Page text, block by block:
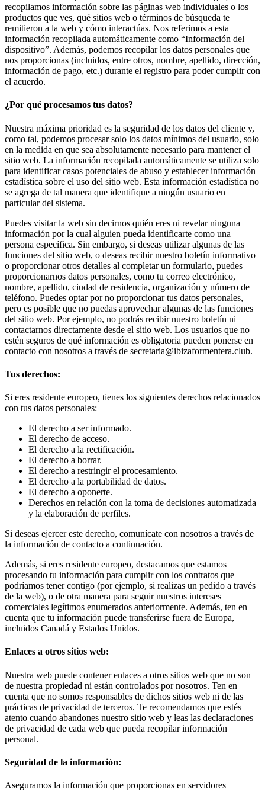
recopilamos información sobre las páginas web individuales o los
productos que ves, qué sitios web o términos de búsqueda te
remitieron a la web y cómo interactúas. Nos referimos a esta
información recopilada automáticamente como “Información del
dispositivo”. Además, podemos recopilar los datos personales que
nos proporcionas (incluidos, entre otros, nombre, apellido, dirección,
información de pago, etc.) durante el registro para poder cumplir con
el acuerdo.
¿Por qué procesamos tus datos?
Nuestra máxima prioridad es la seguridad de los datos del cliente y,
como tal, podemos procesar solo los datos mínimos del usuario, solo
en la medida en que sea absolutamente necesario para mantener el
sitio web. La información recopilada automáticamente se utiliza solo
para identificar casos potenciales de abuso y establecer información
estadística sobre el uso del sitio web. Esta información estadística no
se agrega de tal manera que identifique a ningún usuario en
particular del sistema.
Puedes visitar la web sin decirnos quién eres ni revelar ninguna
información por la cual alguien pueda identificarte como una
persona específica. Sin embargo, si deseas utilizar algunas de las
funciones del sitio web, o deseas recibir nuestro boletín informativo
o proporcionar otros detalles al completar un formulario, puedes
proporcionarnos datos personales, como tu correo electrónico,
nombre, apellido, ciudad de residencia, organización y número de
teléfono. Puedes optar por no proporcionar tus datos personales,
pero es posible que no puedas aprovechar algunas de las funciones
del sitio web. Por ejemplo, no podrás recibir nuestro boletín ni
contactarnos directamente desde el sitio web. Los usuarios que no
estén seguros de qué información es obligatoria pueden ponerse en
contacto con nosotros a través de secretaria@ibizaformentera.club.
Tus derechos:
Si eres residente europeo, tienes los siguientes derechos relacionados
con tus datos personales:
El derecho a ser informado.
El derecho de acceso.
El derecho a la rectificación.
El derecho a borrar.
El derecho a restringir el procesamiento.
El derecho a la portabilidad de datos.
El derecho a oponerte.
Derechos en relación con la toma de decisiones automatizada
y la elaboración de perfiles.
Si deseas ejercer este derecho, comunícate con nosotros a través de
la información de contacto a continuación.
Además, si eres residente europeo, destacamos que estamos
procesando tu información para cumplir con los contratos que
podríamos tener contigo (por ejemplo, si realizas un pedido a través
de la web), o de otra manera para seguir nuestros intereses
comerciales legítimos enumerados anteriormente. Además, ten en
cuenta que tu información puede transferirse fuera de Europa,
incluidos Canadá y Estados Unidos.
Enlaces a otros sitios web:
Nuestra web puede contener enlaces a otros sitios web que no son
de nuestra propiedad ni están controlados por nosotros. Ten en
cuenta que no somos responsables de dichos sitios web ni de las
prácticas de privacidad de terceros. Te recomendamos que estés
atento cuando abandones nuestro sitio web y leas las declaraciones
de privacidad de cada web que pueda recopilar información
personal.
Seguridad de la información:
Aseguramos la información que proporcionas en servidores